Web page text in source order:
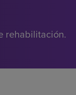
rehabilitación.